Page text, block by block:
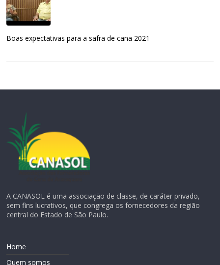
Boas expectativas para a safra de cana 2021
A CANASOL é uma associação de classe, de caráter privado,
sem fins lucrativos, que congrega os fornecedores da região
central do Estado de São Paulo.
Home
Quem somos